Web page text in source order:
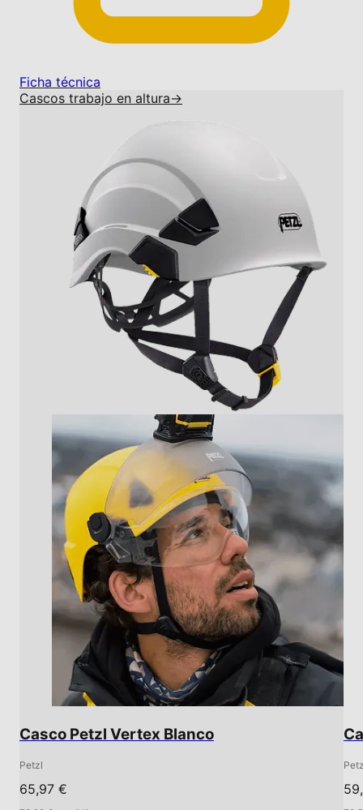
Ficha técnica
Cascos trabajo en altura→
Casco Petzl Vertex Blanco
Petzl
65,97 €